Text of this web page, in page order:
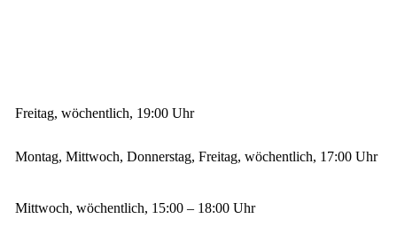
Freitag, wöchentlich, 19:00 Uhr
Montag, Mittwoch, Donnerstag, Freitag, wöchentlich, 17:00 Uhr
Mittwoch, wöchentlich, 15:00 – 18:00 Uhr